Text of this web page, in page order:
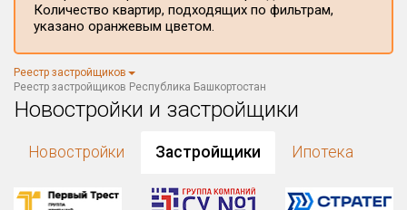
Регион ЖК
Республика Башкортостан
Район в регионе
Количество квартир, подходящих по фильтрам,
указано оранжевым цветом.
Реестр застройщиков
Реестр застройщиков Республика Башкортостан
Новостройки и застройщики
Новостройки Застройщики Ипотека